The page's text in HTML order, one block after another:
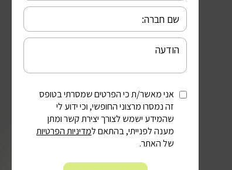
אני מאשר/ת כי הפרטים שמסרתי בטופס
זה נמסרו מרצוני החופשי, וכי ידוע לי
שהמידע ישמש לצורך יצירת קשר ומתן
מענה לפנייתי, בהתאם למדיניות הפרטיות
של האתר.